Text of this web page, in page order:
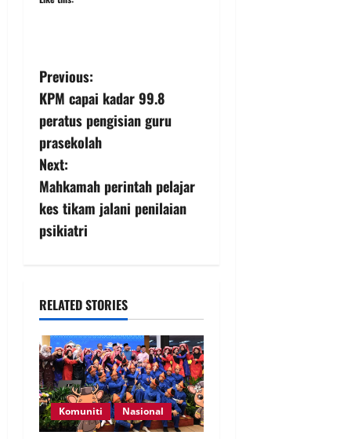
Previous:
KPM capai kadar 99.8
peratus pengisian guru
prasekolah
Next:
Mahkamah perintah pelajar
kes tikam jalani penilaian
psikiatri
RELATED STORIES
Komuniti Nasional